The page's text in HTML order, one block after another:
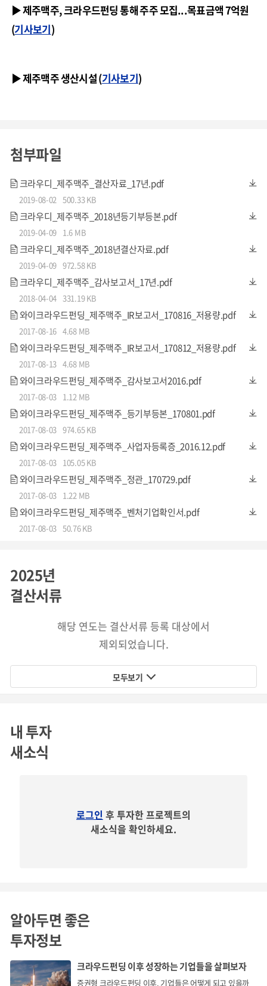
▶ 제주맥주, 크라우드펀딩 통해 주주 모집...목표금액 7억원
(기사보기)
▶ 제주맥주 생산시설 (기사보기)
첨부파일
크라우디_제주맥주_결산자료_17년.pdf
2019-08-02 500.33 KB
크라우디_제주맥주_2018년등기부등본.pdf
2019-04-09 1.6 MB
크라우디_제주맥주_2018년결산자료.pdf
2019-04-09 972.58 KB
크라우디_제주맥주_감사보고서_17년.pdf
2018-04-04 331.19 KB
와이크라우드펀딩_제주맥주_IR보고서_170816_저용량.pdf
2017-08-16 4.68 MB
와이크라우드펀딩_제주맥주_IR보고서_170812_저용량.pdf
2017-08-13 4.68 MB
와이크라우드펀딩_제주맥주_감사보고서2016.pdf
2017-08-03 1.12 MB
와이크라우드펀딩_제주맥주_등기부등본_170801.pdf
2017-08-03 974.65 KB
와이크라우드펀딩_제주맥주_사업자등록증_2016.12.pdf
2017-08-03 105.05 KB
와이크라우드펀딩_제주맥주_정관_170729.pdf
2017-08-03 1.22 MB
와이크라우드펀딩_제주맥주_벤처기업확인서.pdf
2017-08-03 50.76 KB
2025년
결산서류
해당 연도는 결산서류 등록 대상에서
제외되었습니다.
모두보기
내 투자
새소식
로그인 후 투자한 프로젝트의
새소식을 확인하세요.
알아두면 좋은
투자정보
크라우드펀딩 이후 성장하는 기업들을 살펴보자
증권형 크라우드펀딩 이후, 기업들은 어떻게 되고 있을까